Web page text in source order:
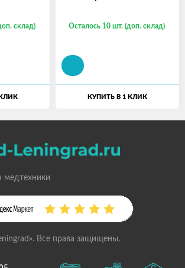
склад) Осталось 10 шт. (доп. склад)
КУПИТЬ В 1 КЛИК
медтехники
Все права защищены.